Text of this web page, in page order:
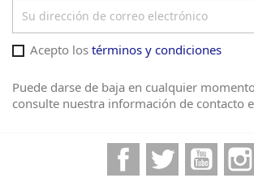
Acepto los términos y condiciones
Puede darse de baja en cualquier
consulte nuestra información de contacto
FacebookTwitter